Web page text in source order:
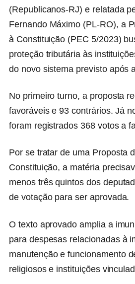
(Republicanos-RJ) e relatada
Fernando Máximo (PL-RO), a
à Constituição (PEC 5/2023)
proteção tributária às
do novo sistema previsto após
No primeiro turno, a proposta
favoráveis e 93 contrários. Já
foram registrados 368 votos a
Por se tratar de uma Proposta
Constituição, a matéria
menos três quintos dos
de votação para ser aprovada.
O texto aprovado amplia a
para despesas relacionadas à
manutenção e funcionamento
religiosos e instituições